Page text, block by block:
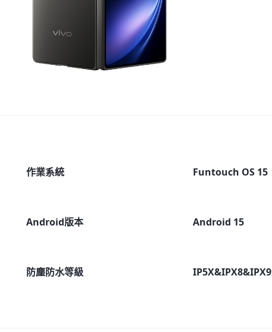
作業系統 Funtouch OS 15
Android版本 Android 15
防塵防水等級 IP5X&IPX8&IPX9